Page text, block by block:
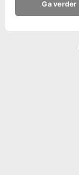
Ga verder